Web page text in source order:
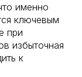
именно
ключевым
при
избыточная
к